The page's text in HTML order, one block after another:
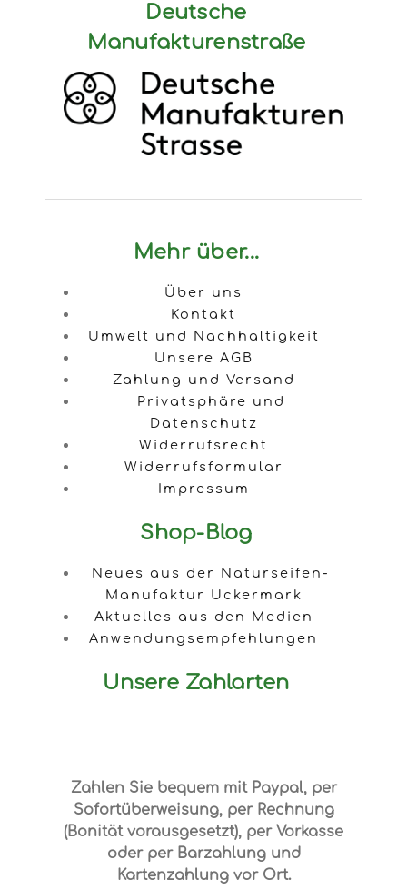
Deutsche
Manufakturenstraße
Mehr über...
Über uns
Kontakt
Umwelt und Nachhaltigkeit
Unsere AGB
Zahlung und Versand
Privatsphäre und
Datenschutz
Widerrufsrecht
Widerrufsformular
Impressum
Shop-Blog
Neues aus der Naturseifen-
Manufaktur Uckermark
Aktuelles aus den Medien
Anwendungsempfehlungen
Unsere Zahlarten
Zahlen Sie bequem mit Paypal, per
Sofortüberweisung, per Rechnung
(Bonität vorausgesetzt), per Vorkasse
oder per Barzahlung und
Kartenzahlung vor Ort.